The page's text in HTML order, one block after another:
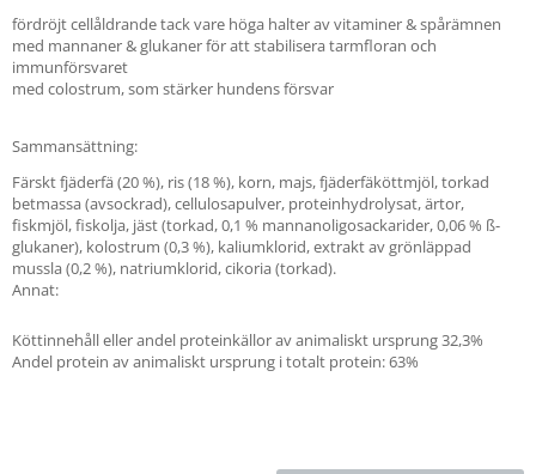
fördröjt cellåldrande tack vare höga halter av vitaminer & spårämnen
med mannaner & glukaner för att stabilisera tarmfloran och
immunförsvaret
med colostrum, som stärker hundens försvar
Sammansättning:
Färskt fjäderfä (20 %), ris (18 %), korn, majs, fjäderfäköttmjöl, torkad
betmassa (avsockrad), cellulosapulver, proteinhydrolysat, ärtor,
fiskmjöl, fiskolja, jäst (torkad, 0,1 % mannanoligosackarider, 0,06 % ß-
glukaner), kolostrum (0,3 %), kaliumklorid, extrakt av grönläppad
mussla (0,2 %), natriumklorid, cikoria (torkad).
Annat:
Köttinnehåll eller andel proteinkällor av animaliskt ursprung 32,3%
Andel protein av animaliskt ursprung i totalt protein: 63%